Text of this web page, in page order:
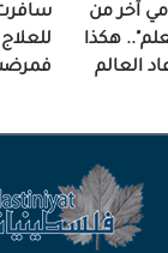
آخر من
هكذا
العالم
للعلاج